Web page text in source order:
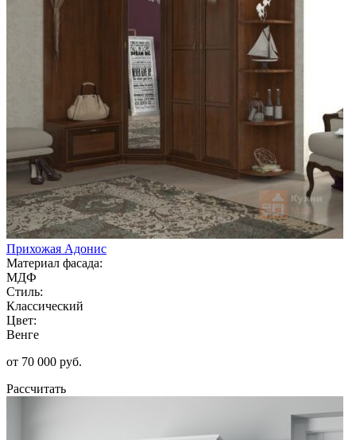
Прихожая Адонис
Материал фасада:
МДФ
Стиль:
Классический
Цвет:
Венге
от 70 000 руб.
Рассчитать